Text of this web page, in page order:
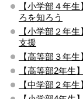
【小学部４年
ろを知ろう
【小学部２年
支援
【高等部３年
【高等部2年
【中学部２年